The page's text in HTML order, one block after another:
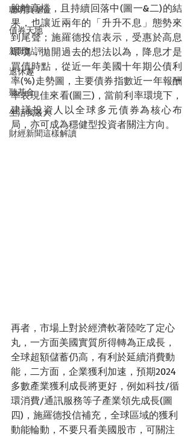
聰明買基金
債券天地
新聞點評
退休趣
聽基金
生活我最大
財經新聞這樣解讀
脫離高檔，且持續回落中(圖一&二)的結
果，也讓近兩年的「升升不息」態勢來
到尾聲；施羅德投信表示，受惠於高息
環境，拋開過去的想法以為，降息才是
買債時點，從近一年美國十年期公債利
率(%)走勢圖，主要債券指數近一年報酬
率表現佳來看(圖三)，當前利率環境下，
建議投資人以全球多元債券為核心布
局，亦可成為穩健型投資者關注方向。
再者，市場上對於經濟軟著陸吃了定心
丸，一方面美國實質所得轉為正成長，
全球超額儲蓄仍高，有利於延續消費動
能，二方面，企業獲利加速，預期2024
多數產業獲利成長將更好，例如科技/循
環消費/通訊服務等子產業領先成長(圖
四)，施羅德投信補充，全球區域的獲利
動能輪動，不要只看美國股市，可關注